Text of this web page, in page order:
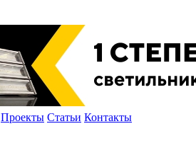
Проекты Статьи Контакты